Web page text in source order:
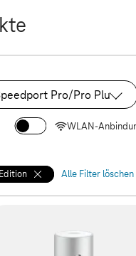
Pro/Pro Plus/
WLAN-
Alle Filter löschen